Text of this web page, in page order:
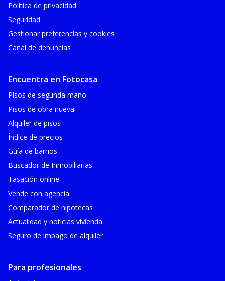
Política de privacidad
Seguridad
Gestionar preferencias y cookies
Canal de denuncias
Encuentra en Fotocasa
Pisos de segunda mano
Pisos de obra nueva
Alquiler de pisos
Índice de precios
Guía de barrios
Buscador de Inmobiliarias
Tasación online
Vende con agencia
Comparador de hipotecas
Actualidad y noticias vivienda
Seguro de impago de alquiler
Para profesionales